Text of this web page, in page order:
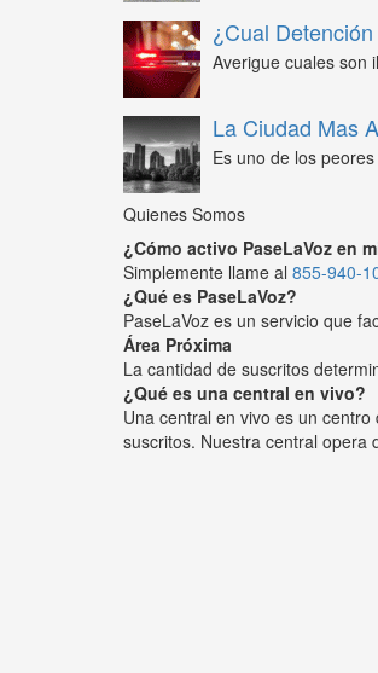
¿Cual
Averigue cuales son
La Ciudad Mas
Es uno de los
Quienes Somos
¿Cómo activo PaseLaVoz en
Simplemente llame al 855-940-
¿Qué es PaseLaVoz?
PaseLaVoz es un servicio que
Área Próxima
La cantidad de suscritos
¿Qué es una central en vivo?
Una central en vivo es un
suscritos. Nuestra central opera